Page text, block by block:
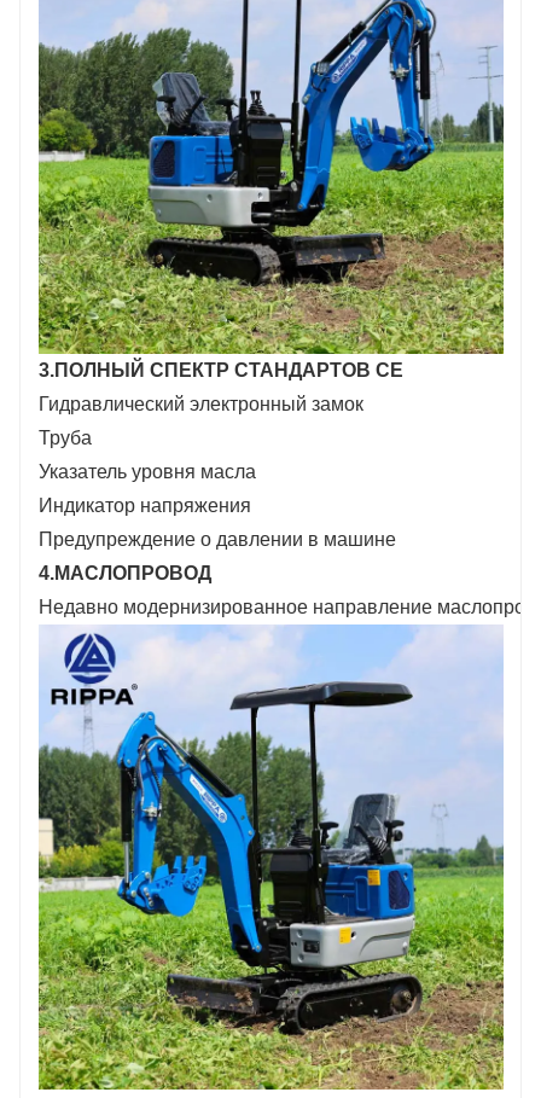
3.ПОЛНЫЙ СПЕКТР СТАНДАРТОВ CE
Гидравлический электронный замок
Труба
Указатель уровня масла
Индикатор напряжения
Предупреждение о давлении в машине
4.МАСЛОПРОВОД
Недавно модернизированное направление